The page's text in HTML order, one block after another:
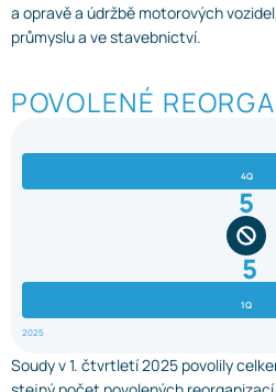
a opravě a údržbě motorových
průmyslu a ve stavebnictví.
POVOLENÉ
4Q
5
5
1Q
2025
Soudy v 1. čtvrtletí 2025 povolily